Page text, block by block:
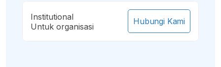
Institutional
Untuk organisasi
Hubungi Kami